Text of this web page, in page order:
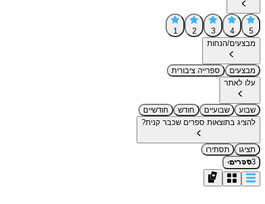
5
4
3
2
1
מבצעים/הנחות
מבצעים
ספרייה ציבורית
עלו לאתר
שבוע שבועיים חודש
חודשיים
להציג בתוצאות ספרים שכבר קנית?
תציגו
תסתירו
3ספרים›